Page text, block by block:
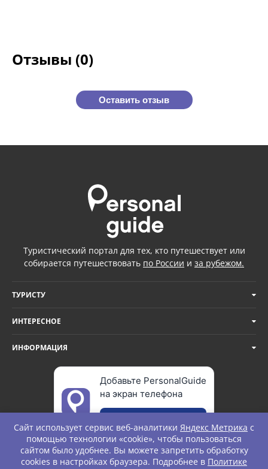
Отзывы (0)
Оставить отзыв
Туристический портал для тех, кто путешествует или
собирается путешествовать по России и за рубежом.
ТУРИСТУ
ИНТЕРЕСНОЕ
ИНФОРМАЦИЯ
Добавьте PersonalGuide
на экран телефона
© Personal Guide. All rights Reserved.
Сайт использует сервис веб-аналитики Яндекс Метрика с
помощью технологии «cookie», чтобы пользоваться
сайтом было удобнее. Вы можете запретить обработку
cookies в настройках браузера. Подробнее в Политике